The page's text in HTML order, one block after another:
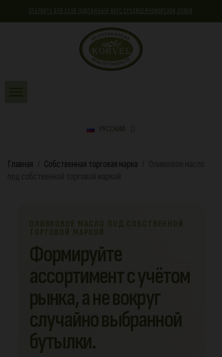
ОТКРОЙТЕ ДЛЯ СЕБЯ ПОДЛИННЫЙ ВКУС СРЕДИЗЕМНОМОРСКОЙ КУХНИ
РУССКИЙ
Главная Собственная торговая марка
ОЛИВКОВОЕ МАСЛО ПОД СОБСТВЕННОЙ
ТОРГОВОЙ МАРКОЙ
Формируйте
ассортимент с учётом
рынка, а не вокруг
случайно выбранной
бутылки.